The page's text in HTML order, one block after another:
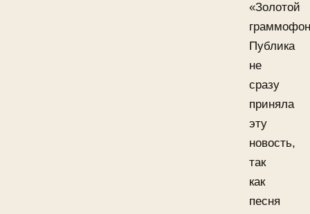
«Золотой
Публика
не
сразу
приняла
эту
новость,
так
как
песня